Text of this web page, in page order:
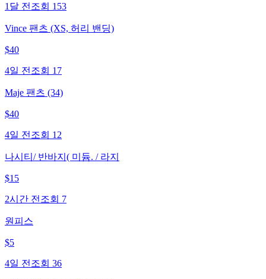
1달 전 조회 153
Vince 팬츠 (XS, 허리 밴딩)
$40
4일 전 조회 17
Maje 팬츠 (34)
$40
4일 전 조회 12
나시티/ 반바지( 미듐. / 라지
$15
2시간 전 조회 7
원피스
$5
4일 전 조회 36